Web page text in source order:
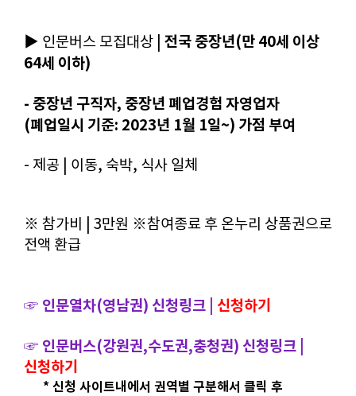
▶ 인문버스 모집대상 | 전국 중장년(만 40세 이상
64세 이하)
- 중장년 구직자, 중장년 폐업경험 자영업자
(폐업일시 기준: 2023년 1월 1일~) 가점 부여
- 제공 | 이동, 숙박, 식사 일체
※ 참가비 | 3만원 ※참여종료 후 온누리 상품권으로
전액 환급
☞ 인문열차(영남권) 신청링크 | 신청하기
☞ 인문버스(강원권,수도권,충청권) 신청링크 |
신청하기
* 신청 사이트내에서 권역별 구분해서 클릭 후